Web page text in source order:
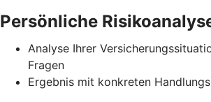
Persönliche
Analyse Ihrer
Fragen
Ergebnis mit konkreten